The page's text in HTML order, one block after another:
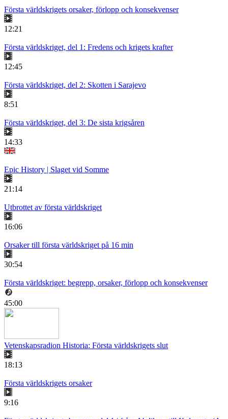
Första världskrigets orsaker, förlopp och konsekvenser
12:21
Första världskriget, del 1: Fredens och krigets krafter
12:45
Första världskriget, del 2: Skotten i Sarajevo
8:51
Första världskriget, del 3: De sista krigsåren
14:33
Epic History | Slaget vid Somme
21:14
Utbrottet av första världskriget
16:06
Orsaker till första världskriget på 16 min
30:54
Första världskriget: begrepp, orsaker, förlopp och konsekvenser
45:00
Vetenskapsradion Historia: Första världskrigets slut
18:13
Första världskrigets orsaker
9:16